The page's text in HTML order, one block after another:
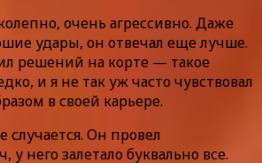
очень агрессивно. Даже
удары, он отвечал еще лучше.
решений на корте — такое
и я не так уж часто чувствовал
в своей карьере.
случается. Он провел
него залетало буквально все.